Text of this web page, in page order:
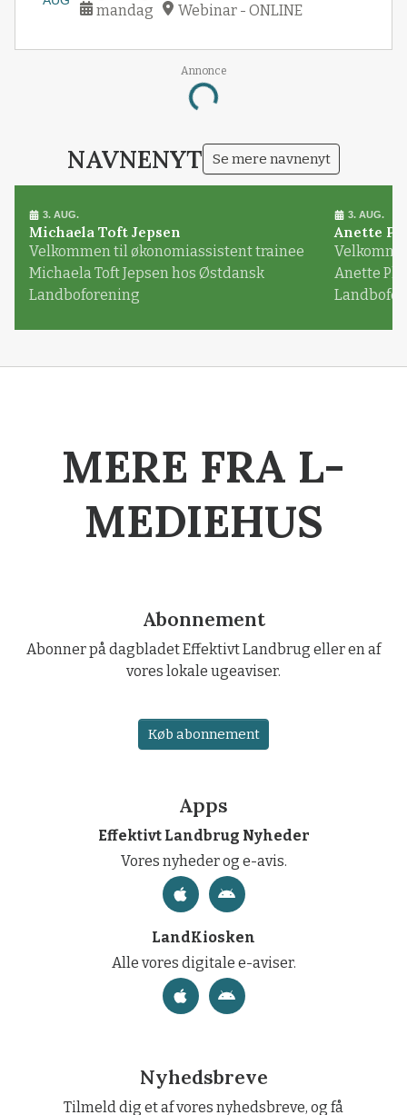
mandag Webinar - ONLINE
Annonce
Loading...
NAVNENYT Se mere navnenyt
3. AUG.
Michaela Toft Jepsen
Velkommen til økonomiassistent trainee
Michaela Toft Jepsen hos Østdansk
Landboforening
3. AUG.
Anette
Anette
MERE FRA L-
MEDIEHUS
Abonnement
Abonner på dagbladet Effektivt Landbrug eller en af
vores lokale ugeaviser.
Køb abonnement
Apps
Effektivt Landbrug Nyheder
Vores nyheder og e-avis.
LandKiosken
Alle vores digitale e-aviser.
Nyhedsbreve
Tilmeld dig et af vores nyhedsbreve, og få